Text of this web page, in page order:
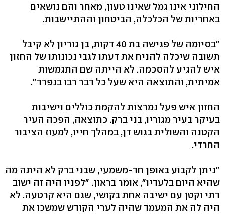
החילוני אינו גמל שאינו טעון, מאחר והם נושאים
באחריות של הכלכלה, הביטחון וההתיישבות.
"בסיומה של פגישה בת 40 דקות, בן גוריון לא קיבל
תשובה שיכלה להניח את דעתו לגבי נכונותו של החזון
איש להגיע להסכמה. לא הייתה שם התגמשות
אמיתית, והתוצאה היא שעל כל דבר רבו בנפרד".
החזון איש פעל נמרצות להקמת כוללים וישיבות
בעיקר בעיר מגוריו, בני ברק. כתוצאה, הפכה העיר
הקטנה והשולית בגוש דן, במהלך חייו, למעוז הציבור
החרדי.
"ניתן לקבוע באופן חד-משמעי, שבני ברק לא היתה מה
שהיא היום בלעדיו", אומר בראון. "לפניו היה זה ישוב
דתי וקטן עם ישיבה אחת בקושי, שגם היא קרטעה. לא
היה לה את המעמד שהיה לערי הקודש שמשכו את